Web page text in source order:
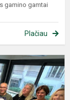
gamino gamtai
Plačiau